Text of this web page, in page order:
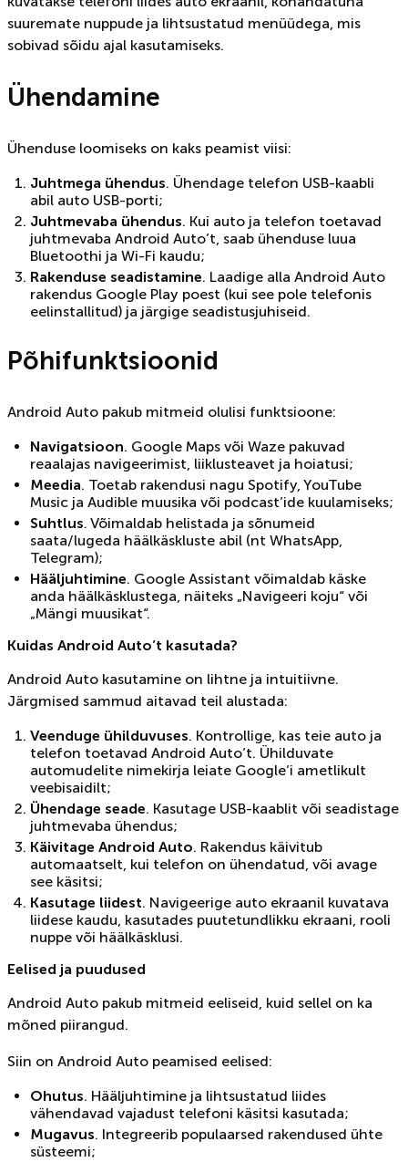
suuremate nuppude ja lihtsustatud menüüdega, mis
sobivad sõidu ajal kasutamiseks.
Ühendamine
Ühenduse loomiseks on kaks peamist viisi:
Juhtmega ühendus. Ühendage telefon USB-kaabli
abil auto USB-porti;
Juhtmevaba ühendus. Kui auto ja telefon toetavad
juhtmevaba Android Auto’t, saab ühenduse luua
Bluetoothi ja Wi-Fi kaudu;
Rakenduse seadistamine. Laadige alla Android Auto
rakendus Google Play poest (kui see pole telefonis
eelinstallitud) ja järgige seadistusjuhiseid.
Põhifunktsioonid
Android Auto pakub mitmeid olulisi funktsioone:
Navigatsioon. Google Maps või Waze pakuvad
reaalajas navigeerimist, liiklusteavet ja hoiatusi;
Meedia. Toetab rakendusi nagu Spotify, YouTube
Music ja Audible muusika või podcast’ide kuulamiseks;
Suhtlus. Võimaldab helistada ja sõnumeid
saata/lugeda häälkäskluste abil (nt WhatsApp,
Telegram);
Hääljuhtimine. Google Assistant võimaldab käske
anda häälkäsklustega, näiteks „Navigeeri koju“ või
„Mängi muusikat“.
Kuidas Android Auto’t kasutada?
Android Auto kasutamine on lihtne ja intuitiivne.
Järgmised sammud aitavad teil alustada:
Veenduge ühilduvuses. Kontrollige, kas teie auto ja
telefon toetavad Android Auto’t. Ühilduvate
automudelite nimekirja leiate Google’i ametlikult
veebisaidilt;
Ühendage seade. Kasutage USB-kaablit või seadistage
juhtmevaba ühendus;
Käivitage Android Auto. Rakendus käivitub
automaatselt, kui telefon on ühendatud, või avage
see käsitsi;
Kasutage liidest. Navigeerige auto ekraanil kuvatava
liidese kaudu, kasutades puutetundlikku ekraani, rooli
nuppe või häälkäsklusi.
Eelised ja puudused
Android Auto pakub mitmeid eeliseid, kuid sellel on ka
mõned piirangud.
Siin on Android Auto peamised eelised:
Ohutus. Hääljuhtimine ja lihtsustatud liides
vähendavad vajadust telefoni käsitsi kasutada;
Mugavus. Integreerib populaarsed rakendused ühte
süsteemi;